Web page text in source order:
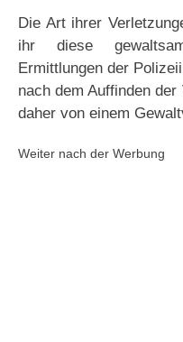
Die Art ihrer
ihr diese
Ermittlungen der
nach dem Auffinden
daher von einem
Weiter nach der Werbung